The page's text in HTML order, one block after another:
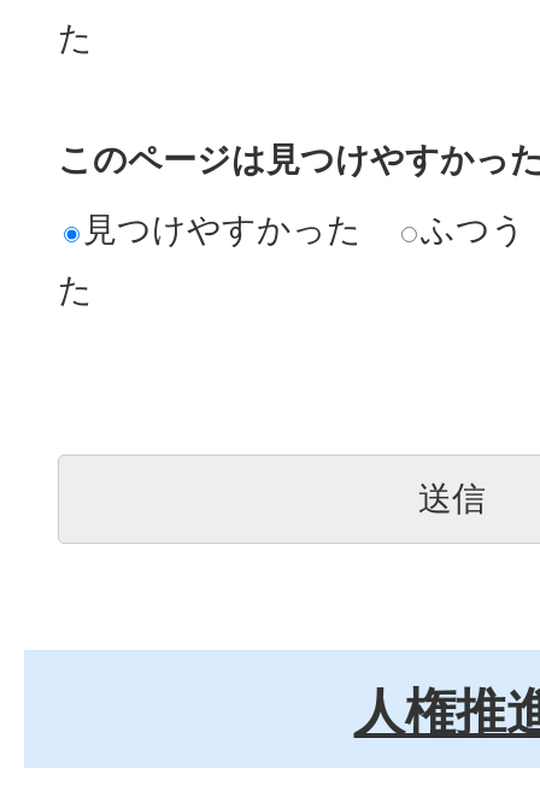
た
このページは見つけやすかっ
見つけやすかった
ふつう
た
人権推